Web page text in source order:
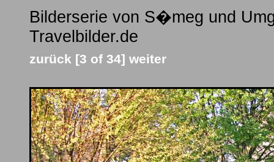
Bilderserie von S�meg und
Travelbilder.de
zurück [3 of 34] weiter